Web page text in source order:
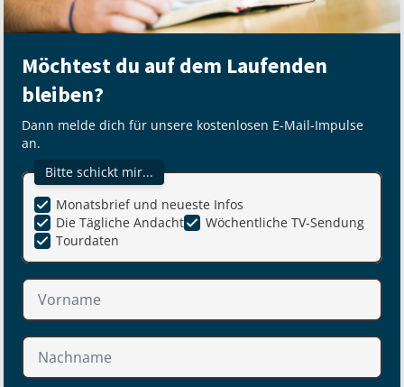
Möchtest du auf dem Laufenden
bleiben?
Dann melde dich für unsere kostenlosen E-Mail-Impulse
an.
Bitte schickt mir...
Monatsbrief und neueste Infos
Die Tägliche Andacht
Wöchentliche TV-Sendung
Tourdaten